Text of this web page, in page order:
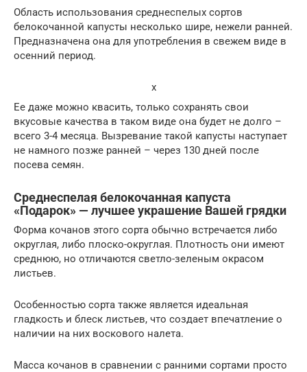
Область использования среднеспелых сортов
белокочанной капусты несколько шире, нежели ранней.
Предназначена она для употребления в свежем виде в
осенний период.
x
Ее даже можно квасить, только сохранять свои
вкусовые качества в таком виде она будет не долго –
всего 3-4 месяца. Вызревание такой капусты наступает
не намного позже ранней – через 130 дней после
посева семян.
Среднеспелая белокочанная капуста
«Подарок» — лучшее украшение Вашей грядки
Форма кочанов этого сорта обычно встречается либо
округлая, либо плоско-округлая. Плотность они имеют
среднюю, но отличаются светло-зеленым окрасом
листьев.
Особенностью сорта также является идеальная
гладкость и блеск листьев, что создает впечатление о
наличии на них воскового налета.
Масса кочанов в сравнении с ранними сортами просто